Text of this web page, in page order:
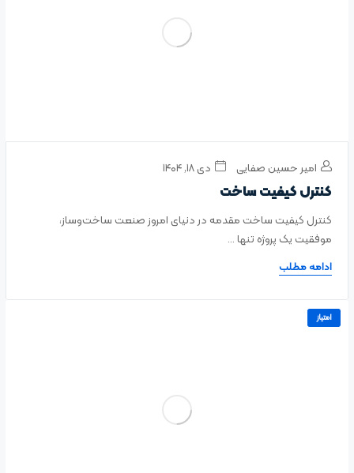
امیر حسین صفایی دی ۱۸, ۱۴۰۴
کنترل کیفیت ساخت
کنترل کیفیت ساخت مقدمه در دنیای امروز صنعت ساخت‌وساز،
موفقیت یک پروژه تنها ...
ادامه مطلب
امتیاز